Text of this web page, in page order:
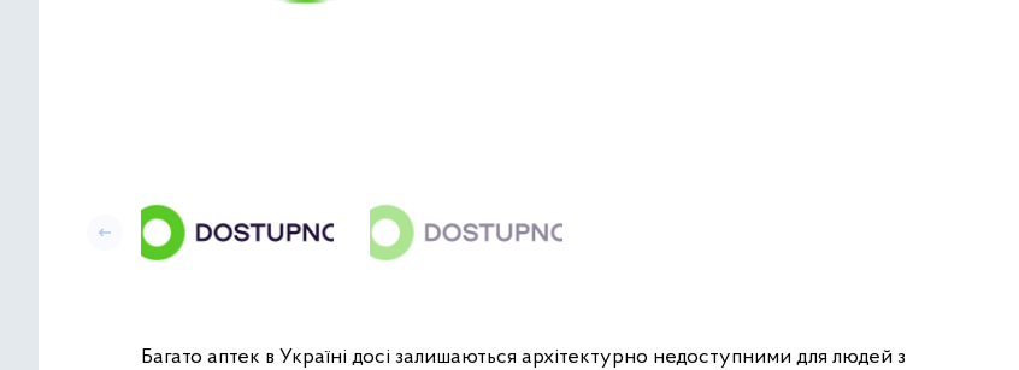
Багато аптек в Україні досі залишаються архітектурно недоступними для людей з